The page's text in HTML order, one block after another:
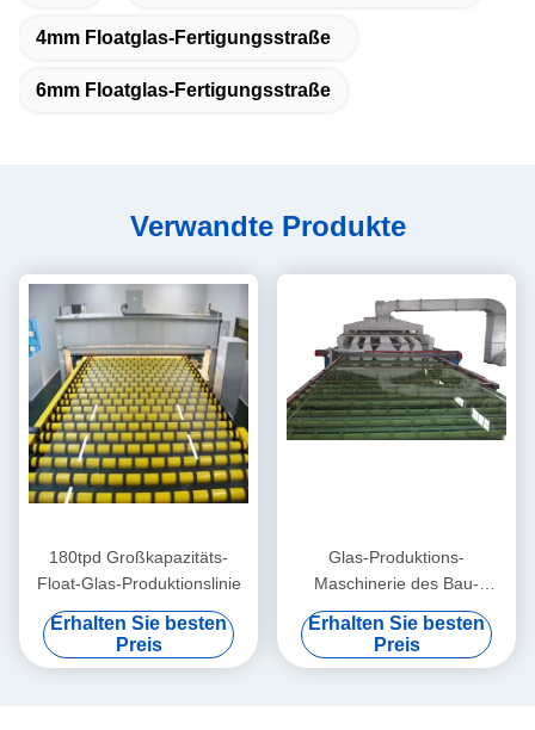
4mm Floatglas-Fertigungsstraße
6mm Floatglas-Fertigungsstraße
Verwandte Produkte
180tpd Großkapazitäts-
Float-Glas-Produktionslinie
Erhalten Sie besten
Preis
Glas-Produktions-
Maschinerie des Bau-
Pionier-8mm
Erhalten Sie besten
Preis